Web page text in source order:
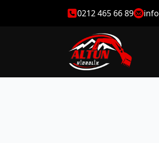
0212 465 66 89